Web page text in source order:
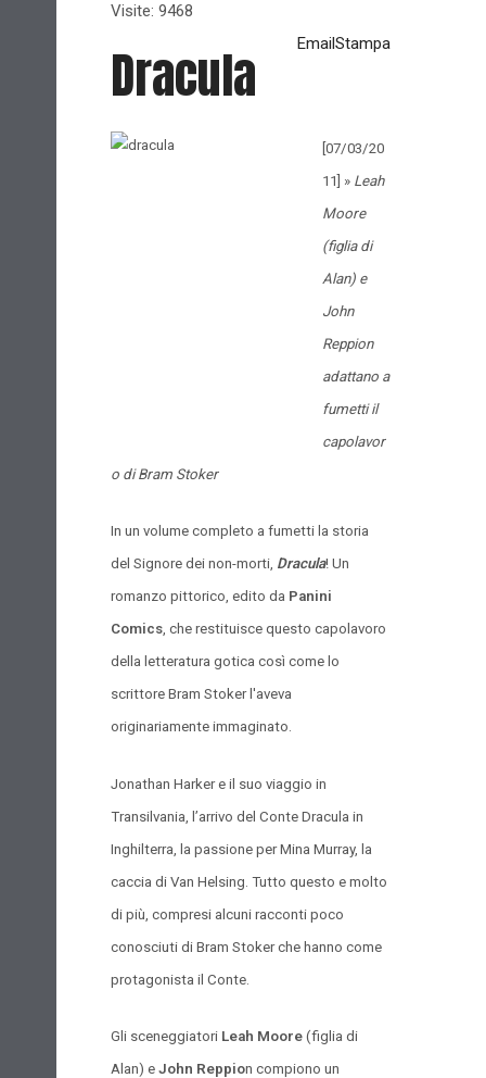
Visite: 9468
Stampa
Email
Dracula
[07/03/20
11] » Leah
Moore
(figlia di
Alan) e
John
Reppion
adattano a
fumetti il
capolavor
o di Bram Stoker
In un volume completo a fumetti la storia
del Signore dei non-morti, Dracula! Un
romanzo pittorico, edito da Panini
Comics, che restituisce questo capolavoro
della letteratura gotica così come lo
scrittore Bram Stoker l'aveva
originariamente immaginato.
Jonathan Harker e il suo viaggio in
Transilvania, l’arrivo del Conte Dracula in
Inghilterra, la passione per Mina Murray, la
caccia di Van Helsing. Tutto questo e molto
di più, compresi alcuni racconti poco
conosciuti di Bram Stoker che hanno come
protagonista il Conte.
Gli sceneggiatori Leah Moore (figlia di
Alan) e John Reppion compiono un